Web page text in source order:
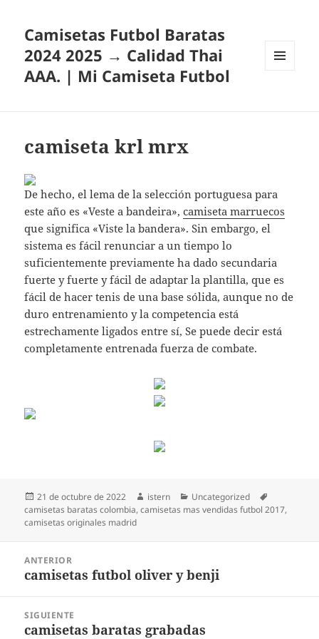
Camisetas Futbol Baratas
2024 2025 → Calidad Thai
AAA. | Mi Camiseta Futbol
camiseta krl mrx
De hecho, el lema de la selección portuguesa para
este año es «Veste a bandeira»,camiseta marruecos
que significa «Viste la bandera». Sin embargo, el
sistema es fácil renunciar a un tiempo lo
suficientemente previamente ha dado secundaria
fuerte y fuerte y fácil de adaptar la plantilla, que es
fácil de hacer tenis de una base sólida, aunque no de
duro entrenamiento y la competencia está
estrechamente ligados entre sí, Se puede decir está
completamente entrenada fuerza de combate.
Publicado
el
21 de octubre de 2022 Autor
istern Categorías
Uncategorized
camisetas baratas colombia,camisetas mas vendidas futbol 2017,
camisetas originales madrid
entradas
ANTERIOR
Entrada
camisetas futbol oliver y benji
SIGUIENTE
Entrada
camisetas baratas grabadas